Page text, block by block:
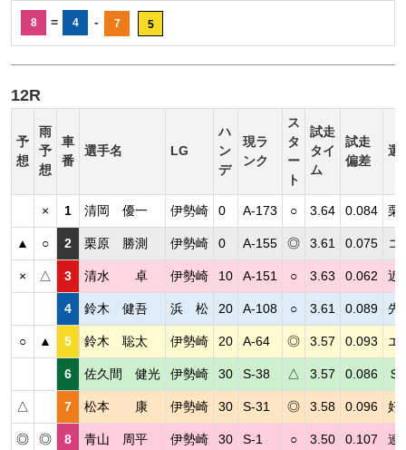
8 = 4 - 7 5
12R
予
想
雨
予
想
車
番
選手名 LG
ハ
ン
デ
現ラ
ンク
ス
タ
ー
ト
試走
タイ
ム
試走
偏差
選
× 1 清岡 優一 伊勢崎 0 A-173 ○ 3.64 0.084 栗
▲ ○ 2 栗原 勝測 伊勢崎 0 A-155 ◎ 3.61 0.075 コ
× △ 3 清水 卓 伊勢崎 10 A-151 ○ 3.63 0.062 近
4 鈴木 健吾 浜 松 20 A-108 ○ 3.61 0.089 先
○ ▲ 5 鈴木 聡太 伊勢崎 20 A-64 ◎ 3.57 0.093 エ
6 佐久間 健光 伊勢崎 30 S-38 △ 3.57 0.086 Ｓ
△ 7 松本 康 伊勢崎 30 S-31 ◎ 3.58 0.096 好
◎ ◎ 8 青山 周平 伊勢崎 30 S-1 ○ 3.50 0.107 連